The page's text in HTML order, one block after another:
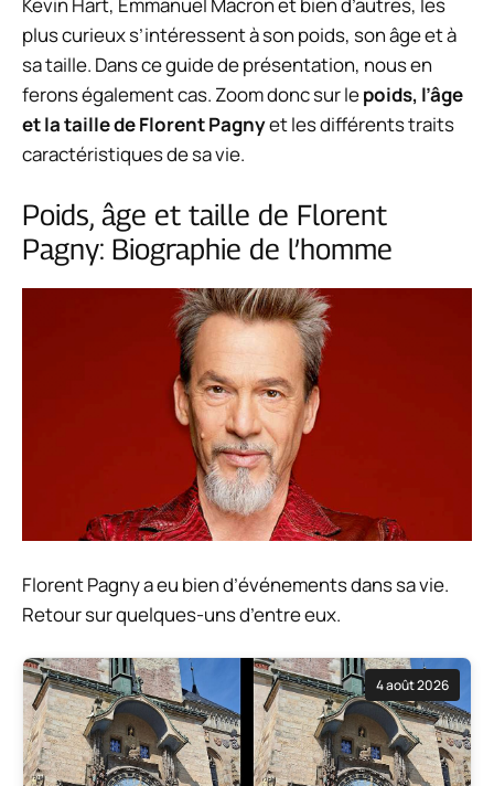
Kevin Hart, Emmanuel Macron et bien d’autres, les
plus curieux s’intéressent àson poids, son âge et à
sa taille. Dans ce guide de présentation, nous en
ferons également cas. Zoom donc sur lepoids, l’âge
et la taillede Florent Pagnyet les différents traits
caractéristiques de sa vie.
Poids, âge et taille de Florent
Pagny: Biographie de l’homme
Florent Pagny a eu bien d’événements dans sa vie.
Retour sur quelques-uns d’entre eux.
4 août 2026